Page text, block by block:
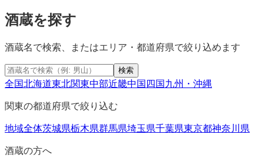
酒蔵を探す
酒蔵名で検索、またはエリア・都道府県で絞り込めます
検索
全国北海道東北関東中部近畿中国四国九州・沖縄
関東の都道府県で絞り込む
地域全体茨城県栃木県群馬県埼玉県千葉県東京都神奈川県
酒蔵の方へ